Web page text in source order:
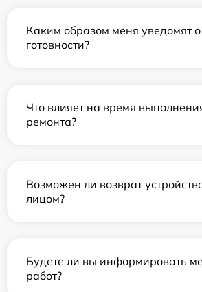
Каким образом меня уведомят о
готовности?
Что влияет на время
ремонта?
Возможен ли возврат
лицом?
Будете ли вы информировать
работ?